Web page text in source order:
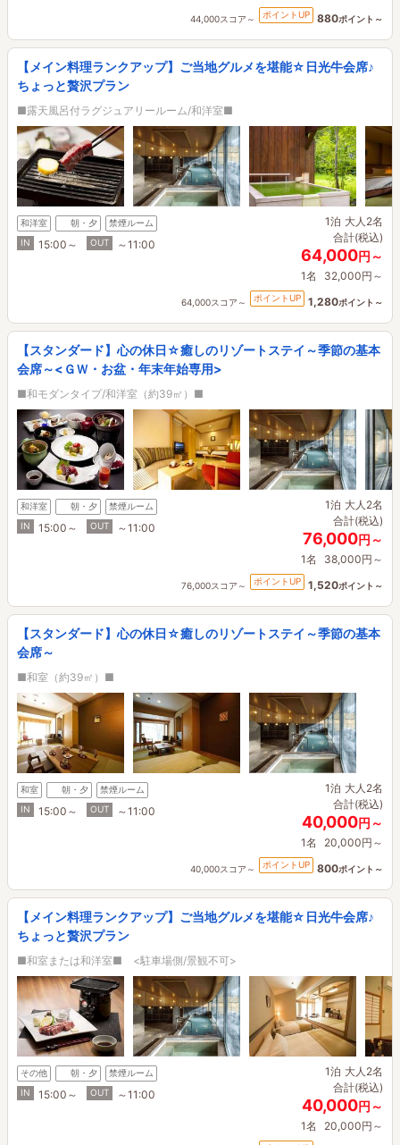
44,000スコア～ ポイントUP 880ポイント～
【メイン料理ランクアップ】ご当地グルメを堪能☆日光牛会席♪
ちょっと贅沢プラン
■露天風呂付ラグジュアリールーム/和洋室■
和洋室 朝・夕
禁煙ルーム
IN
15:00～ OUT ～11:00
1泊 大人2名
合計(税込)
64,000円～
1名 32,000円～
64,000スコア～ ポイントUP 1,280ポイント～
【スタンダード】心の休日☆癒しのリゾートステイ～季節の基本
会席～<ＧＷ・お盆・年末年始専用>
■和モダンタイプ/和洋室（約39㎡）■
和洋室 朝・夕
禁煙ルーム
IN
15:00～ OUT ～11:00
1泊 大人2名
合計(税込)
76,000円～
1名 38,000円～
76,000スコア～ ポイントUP 1,520ポイント～
【スタンダード】心の休日☆癒しのリゾートステイ～季節の基本
会席～
■和室（約39㎡）■
和室 朝・夕
禁煙ルーム
IN
15:00～ OUT ～11:00
1泊 大人2名
合計(税込)
40,000円～
1名 20,000円～
40,000スコア～ ポイントUP 800ポイント～
【メイン料理ランクアップ】ご当地グルメを堪能☆日光牛会席♪
ちょっと贅沢プラン
■和室または和洋室■ <駐車場側/景観不可>
その他 朝・夕
禁煙ルーム
IN
15:00～ OUT ～11:00
1泊 大人2名
合計(税込)
40,000円～
1名 20,000円～